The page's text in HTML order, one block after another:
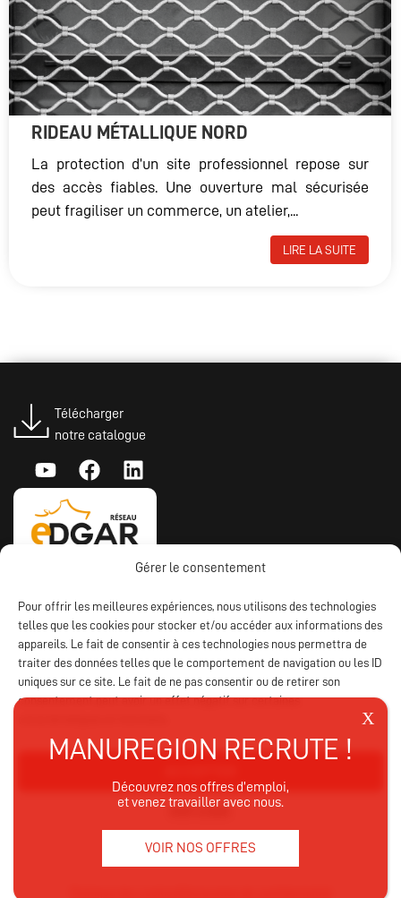
Gérer le consentement
Pour offrir les meilleures expériences, nous utilisons des technologies
telles que les cookies pour stocker et/ou accéder aux informations des
appareils. Le fait de consentir à ces technologies nous permettra de
traiter des données telles que le comportement de navigation ou les ID
uniques sur ce site. Le fait de ne pas consentir ou de retirer son
consentement peut avoir un effet négatif sur certaines
REFUSER
VOIR LES PRÉFÉRENCES
RIDEAU MÉTALLIQUE NORD
La protection d’un site professionnel repose sur
des accès fiables. Une ouverture mal sécurisée
peut fragiliser un commerce, un atelier,...
LIRE LA SUITE
Télécharger
notre catalogue
CGV
Politique de confidentialité
Découvrez nos offres d’emploi,
et venez travailler avec nous.
VOIR NOS OFFRES